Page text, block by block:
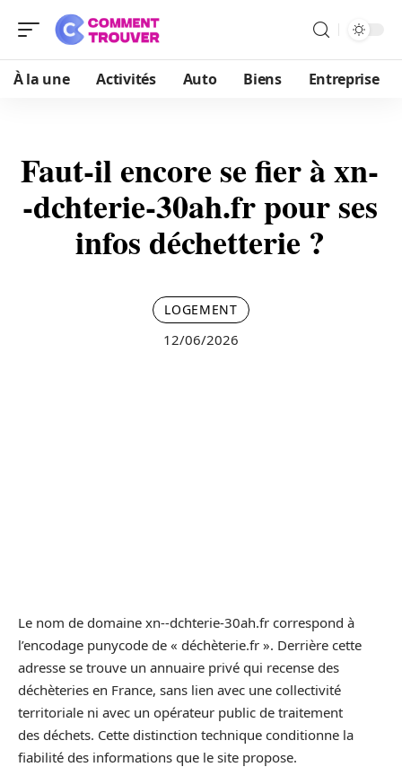
À la une Activités Auto Biens Entreprise
Faut-il encore se fier à xn-
-dchterie-30ah.fr pour ses
infos déchetterie ?
LOGEMENT
12/06/2026
Le nom de domaine xn--dchterie-30ah.fr correspond à
l’encodage punycode de « déchèterie.fr ». Derrière cette
adresse se trouve un annuaire privé qui recense des
déchèteries en France, sans lien avec une collectivité
territoriale ni avec un opérateur public de traitement
des déchets. Cette distinction technique conditionne la
fiabilité des informations que le site propose.